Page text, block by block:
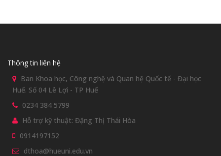
Thông tin liên hệ
Ban Khoa học, Công nghệ và Quan hệ Quốc tế - Đại học
Huế. Số 04 Lê Lợi - TP Huế
0234 384 5799
Hỗ trợ kỹ thuật: Đặng Thị Thái Hòa
0914197152
dthoa@hueuni.edu.vn